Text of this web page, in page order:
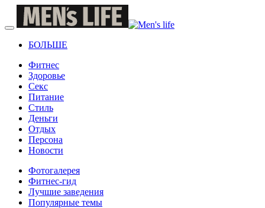
БОЛЬШЕ
Фитнес
Здоровье
Секс
Питание
Стиль
Деньги
Отдых
Персона
Новости
Фотогалерея
Фитнес-гид
Лучшие заведения
Популярные темы